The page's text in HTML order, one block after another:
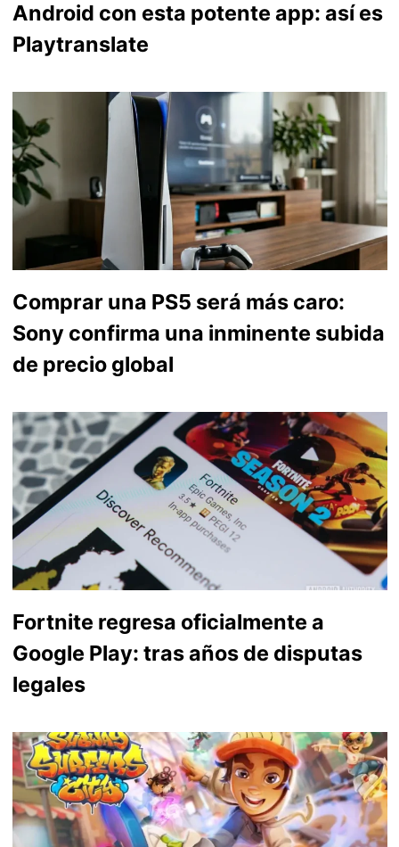
Android con esta potente app: así es
Playtranslate
Comprar una PS5 será más caro:
Sony confirma una inminente subida
de precio global
Fortnite regresa oficialmente a
Google Play: tras años de disputas
legales